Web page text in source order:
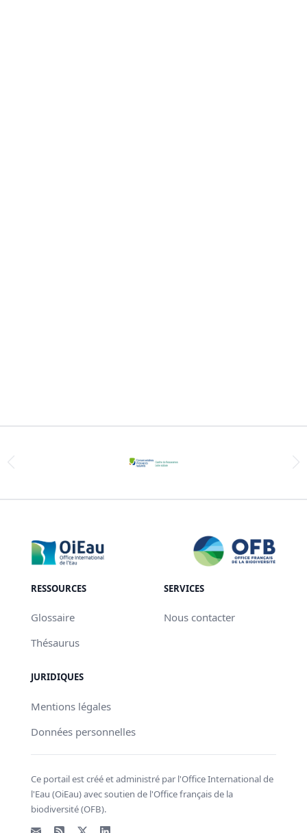
RESSOURCES
Glossaire
Thésaurus
SERVICES
Nous contacter
JURIDIQUES
Mentions légales
Données personnelles
Ce portail est créé et administré par l'Office International de
l'Eau (OiEau) avec soutien de l'Office français de la
biodiversité (OFB).